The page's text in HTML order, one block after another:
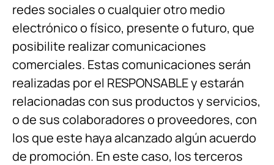
redes sociales o cualquier otro medio
electrónico o físico, presente o futuro, que
posibilite realizar comunicaciones
comerciales. Estas comunicaciones serán
realizadas por el RESPONSABLE y estarán
relacionadas con sus productos y servicios,
o de sus colaboradores o proveedores, con
los que este haya alcanzado algún acuerdo
de promoción. En este caso, los terceros